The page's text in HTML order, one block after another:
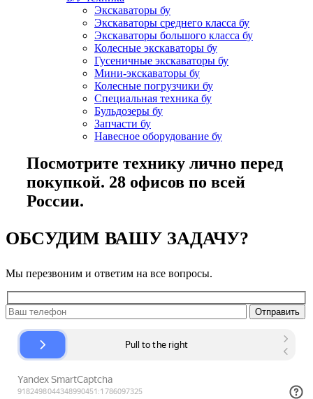
Экскаваторы бу
Экскаваторы среднего класса бу
Экскаваторы большого класса бу
Колесные экскаваторы бу
Гусеничные экскаваторы бу
Мини-экскаваторы бу
Колесные погрузчики бу
Специальная техника бу
Бульдозеры бу
Запчасти бу
Навесное оборудование бу
Посмотрите технику лично перед
покупкой. 28 офисов по всей
России.
ОБСУДИМ ВАШУ ЗАДАЧУ?
Мы перезвоним и ответим на все вопросы.